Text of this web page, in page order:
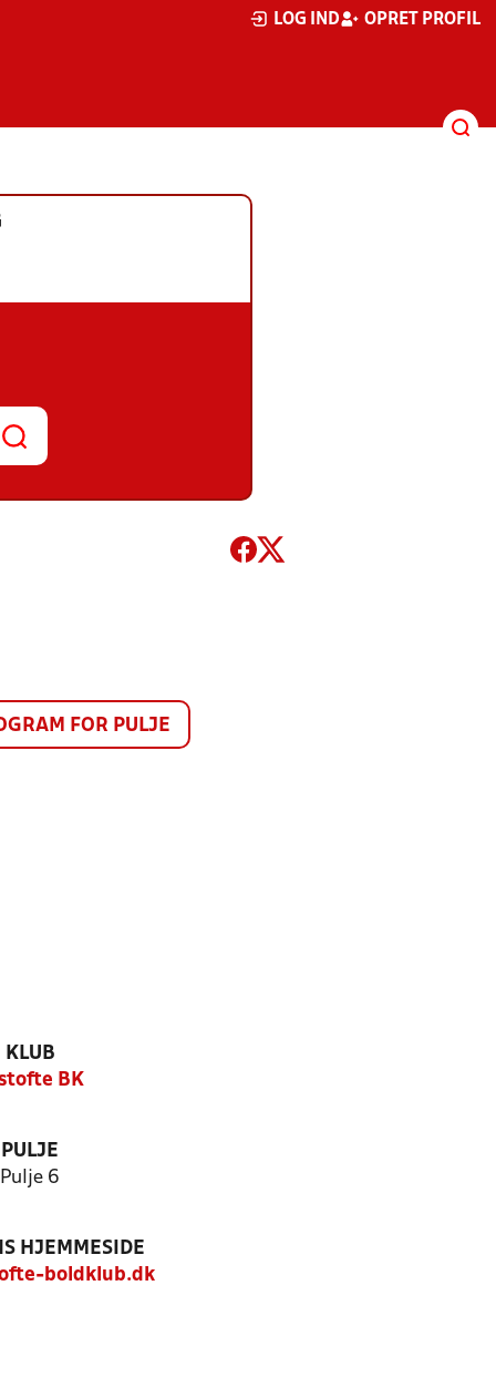
LOG IND OPRET PROFIL
FOR PULJE
KLUB
BK
PULJE
Pulje 6
HJEMMESIDE
boldklub.dk